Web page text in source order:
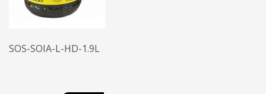
SOS-SOIA-L-HD-1.9L